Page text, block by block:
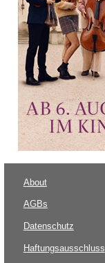
About
AGBs
Datenschutz
Haftungsausschluss